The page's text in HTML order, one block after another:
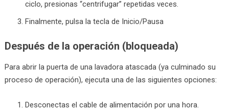
ciclo, presionas “centrifugar” repetidas veces.
Finalmente, pulsa la tecla de Inicio/Pausa
Después de la operación (bloqueada)
Para abrir la puerta de una lavadora atascada (ya culminado su
proceso de operación), ejecuta una de las siguientes opciones:
Desconectas el cable de alimentación por una hora.